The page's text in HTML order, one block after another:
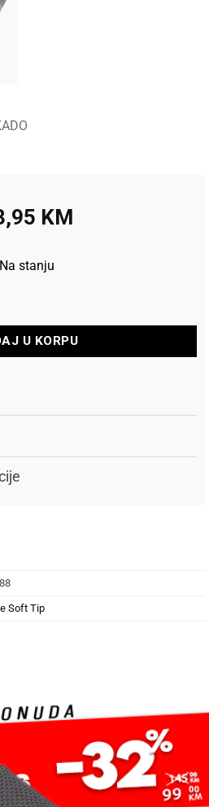
KM
Na stanju
Vivid Brass Blue 18gr količina
U KORPU
Soft Tip